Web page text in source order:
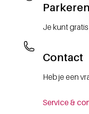
Parkeren
Je kunt
Contact
Heb je een
Service &